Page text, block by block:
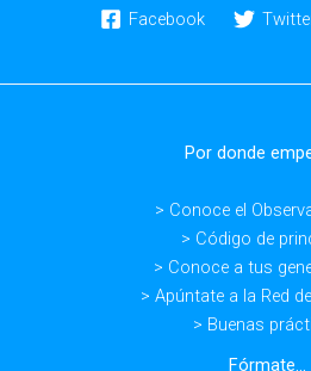
Generacción Facebook
Por donde
> Conoce el
> Código de
> Conoce a tus
> Apúntate a la Red
> Buenas
Fórmate...